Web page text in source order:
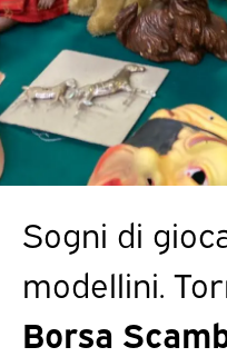
Sogni di
modellini.
Borsa